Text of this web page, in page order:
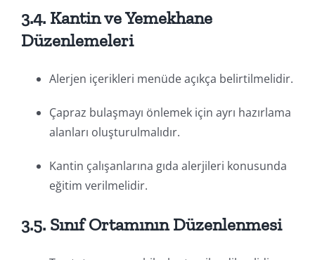
3.4. Kantin ve Yemekhane
Düzenlemeleri
Alerjen içerikleri menüde açıkça belirtilmelidir.
Çapraz bulaşmayı önlemek için ayrı hazırlama
alanları oluşturulmalıdır.
Kantin çalışanlarına gıda alerjileri konusunda
eğitim verilmelidir.
3.5. Sınıf Ortamının Düzenlenmesi